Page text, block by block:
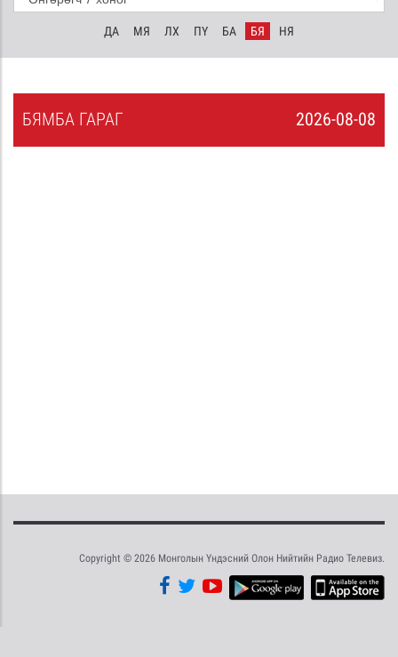
ДА МЯ ЛХ ПҮ БА БЯ НЯ
2026-08-08
БЯМБА ГАРАГ
Copyright © 2026 Монголын Үндэсний Олон Нийтийн Радио Телевиз.